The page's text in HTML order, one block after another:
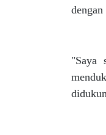
"Saya